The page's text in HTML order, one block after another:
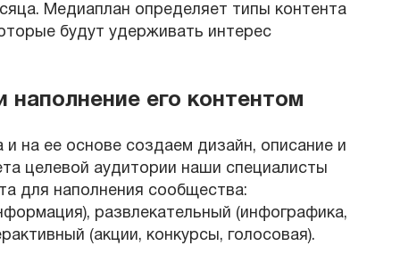
Медиаплан определяет типы контента
будут удерживать интерес
его контентом
на ее основе создаем дизайн, описание и
целевой аудитории наши специалисты
для наполнения сообщества:
развлекательный (инфографика,
(акции, конкурсы, голосовая).